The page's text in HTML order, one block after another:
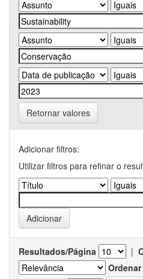
Retornar valores
Adicionar filtros:
Utilizar filtros para refinar o
Resultados/Página |
Ordenar